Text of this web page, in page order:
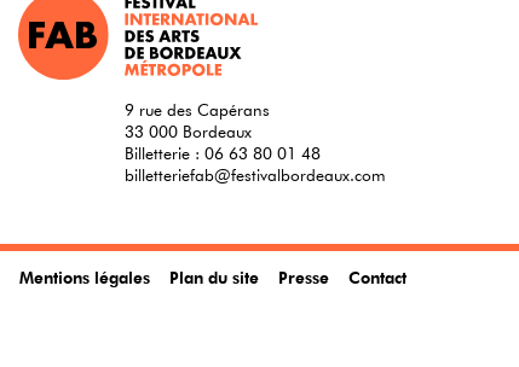
9 rue des Capérans
33 000 Bordeaux
Billetterie : 06 63 80 01 48
billetteriefab@festivalbordeaux.com
Mentions légales Plan du site Presse Contact